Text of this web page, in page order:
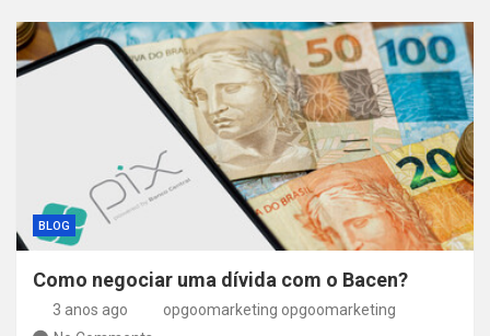
BLOG
Como negociar uma dívida com o Bacen?
3 anos ago
opgoomarketing opgoomarketing